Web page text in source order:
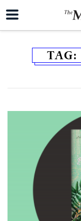
TAG: